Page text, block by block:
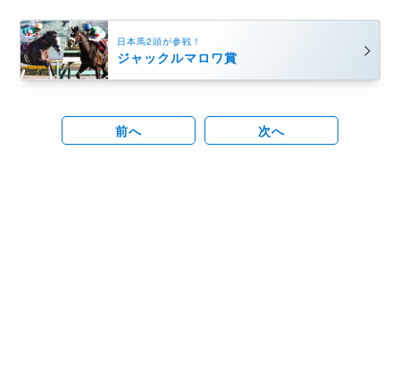
日本馬2頭が参戦！
ジャックルマロワ賞
前へ 次へ